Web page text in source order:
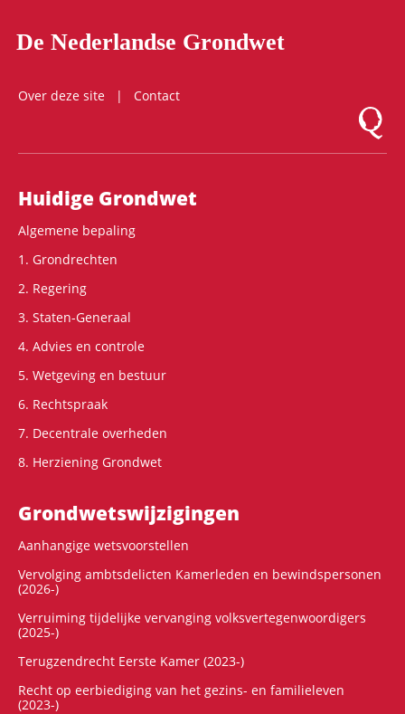
De Nederlandse Grondwet
Over deze site
Contact
Logo
Hoofdnavigatie
Huidige Grondwet
Algemene bepaling
1. Grondrechten
2. Regering
3. Staten-Generaal
4. Advies en controle
5. Wetgeving en bestuur
6. Rechtspraak
7. Decentrale overheden
8. Herziening Grondwet
Grondwets­wijzigingen
Aanhangige wetsvoorstellen
Vervolging ambtsdelicten Kamerleden en bewindspersonen
(2026-)
Verruiming tijdelijke vervanging volksvertegenwoordigers
(2025-)
Terugzendrecht Eerste Kamer (2023-)
Recht op eerbiediging van het gezins- en familieleven
(2023-)